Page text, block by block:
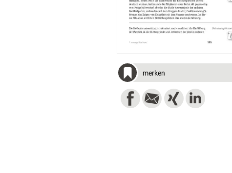
merken